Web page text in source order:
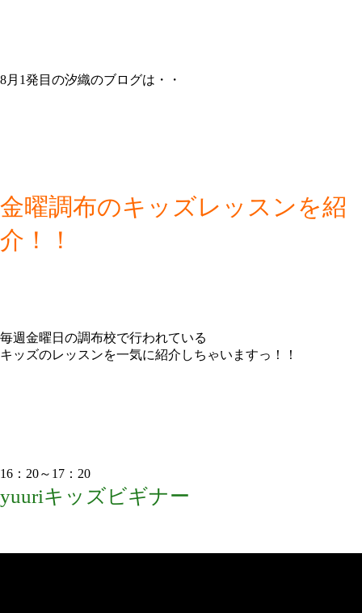
8月1発目の汐織のブログは・・
金曜調布のキッズレッスンを紹
介！！
毎週金曜日の調布校で行われている
キッズのレッスンを一気に紹介しちゃいますっ！！
16：20～17：20
yuuriキッズビギナー